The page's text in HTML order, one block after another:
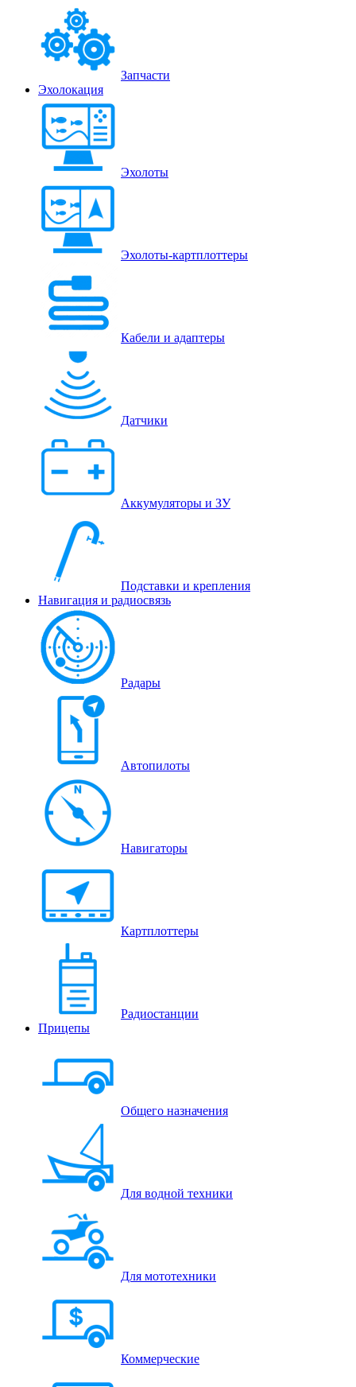
Запчасти
Эхолокация
Эхолоты
Эхолоты-картплоттеры
Кабели и адаптеры
Датчики
Аккумуляторы и ЗУ
Подставки и крепления
Навигация и радиосвязь
Радары
Автопилоты
Навигаторы
Картплоттеры
Радиостанции
Прицепы
Общего назначения
Для водной техники
Для мототехники
Коммерческие